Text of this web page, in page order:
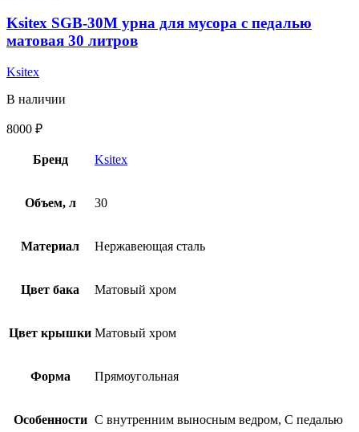
Ksitex SGB-30M урна для мусора с педалью
матовая 30 литров
Ksitex
В наличии
8000 ₽
Бренд Ksitex
Объем, л 30
Материал Нержавеющая сталь
Цвет бака Матовый хром
Цвет крышки Матовый хром
Форма Прямоугольная
Особенности С внутренним выносным ведром, С педалью